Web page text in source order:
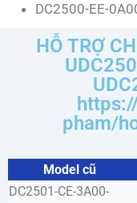
DC2500-EE-
HỖ TRỢ
pham/
Model cũ
DC2501-CE-3A00-